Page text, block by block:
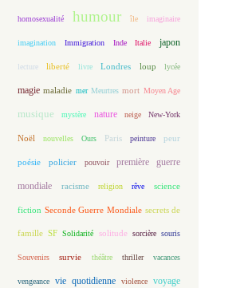
homosexualité humour île imaginaire
imagination Immigration Inde Italie japon
lecture liberté livre Londres loup lycée
magie maladie mer Meurtres mort Moyen Age
musique mystère nature neige New-York
Noël nouvelles Ours Paris peinture peur
poésie policier pouvoir première guerre
mondiale racisme religion rêve science
fiction Seconde Guerre Mondiale secrets de
famille SF Solidarité solitude sorcière souris
Souvenirs survie théâtre thriller vacances
vengeance vie quotidienne violence voyage